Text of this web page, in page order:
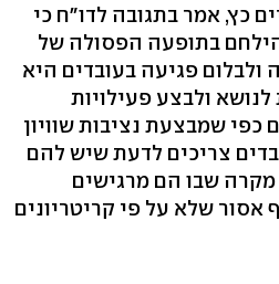
כץ, אמר בתגובה לדו"ח כי
בתופעה הפסולה של
פגיעה בעובדים היא
ולבצע פעילויות
שמבצעת נציבות שוויון
צריכים לדעת שיש להם
שבו הם מרגישים
שלא על פי קריטריונים